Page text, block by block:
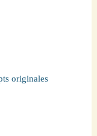
originales